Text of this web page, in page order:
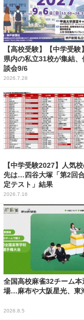
【高校受験】【中学受験
県内の私立31校が集結、
談会9/6
2026.7.28
【中学受験2027】人気
先は…四谷大塚「第2回
定テスト」結果
2026.7.16
全国高校麻雀32チーム本
場…麻布や大阪星光、東
2026.8.5